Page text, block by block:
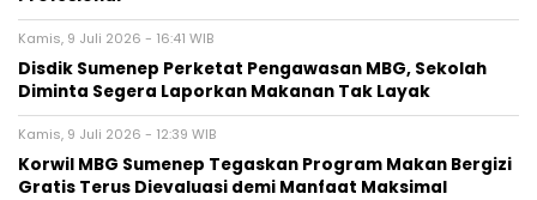
Kamis, 9 Juli 2026 - 16:41 WIB
Disdik Sumenep Perketat Pengawasan MBG, Sekolah
Diminta Segera Laporkan Makanan Tak Layak
Kamis, 9 Juli 2026 - 12:39 WIB
Korwil MBG Sumenep Tegaskan Program Makan Bergizi
Gratis Terus Dievaluasi demi Manfaat Maksimal